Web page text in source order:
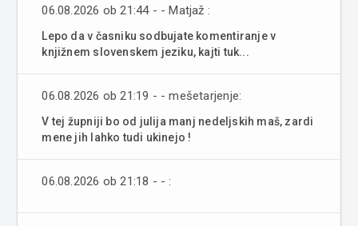
06.08.2026 ob 21:44 - - Matjaž :
Lepo da v časniku sodbujate komentiranje v
knjižnem slovenskem jeziku, kajti tuk...
06.08.2026 ob 21:19 - - mešetarjenje:
V tej župniji bo od julija manj nedeljskih maš, zardi
mene jih lahko tudi ukinejo !
06.08.2026 ob 21:18 - - :